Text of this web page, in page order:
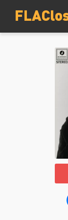
Авторизация
Запомнить